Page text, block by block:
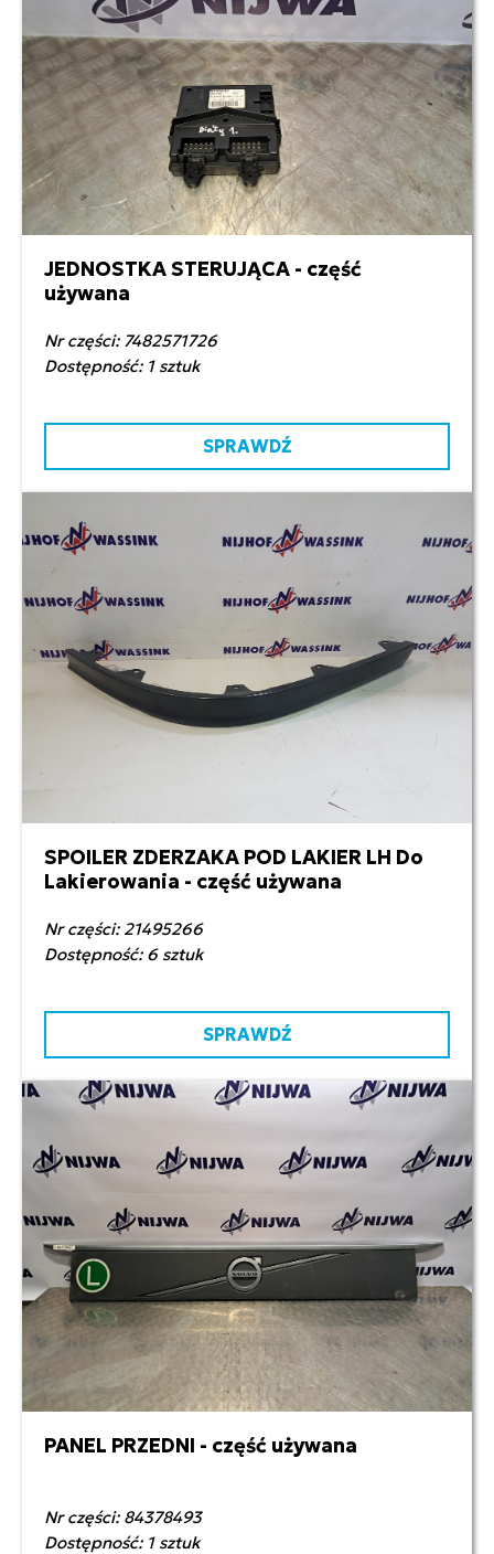
1 200,00 zł netto
JEDNOSTKA STERUJĄCA - część
używana
Nr części: 7482571726
Dostępność: 1 sztuk
SPRAWDŹ
140,00 zł netto
SPOILER ZDERZAKA POD LAKIER LH Do
Lakierowania - część używana
Nr części: 21495266
Dostępność: 6 sztuk
SPRAWDŹ
1 300,00 zł netto
PANEL PRZEDNI - część używana
Nr części: 84378493
Dostępność: 1 sztuk